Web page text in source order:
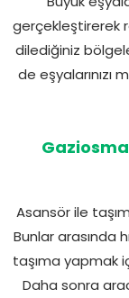
gerçekleştirerek
dilediğiniz
de eşyalarınızı
Asansör ile
Bunlar arasında
taşıma yapmak
Daha sonra